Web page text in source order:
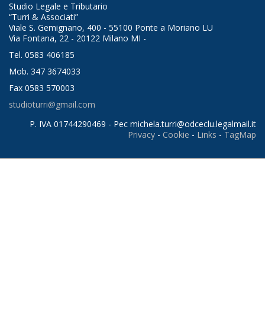
Studio Legale e Tributario
“Turri & Associati”
Viale S. Gemignano, 400 - 55100 Ponte a Moriano LU
Via Fontana, 22 - 20122 Milano MI -
Tel. 0583 406185
Mob. 347 3674033
Fax 0583 570003
studioturri@gmail.com
P. IVA 01744290469 - Pec michela.turri@odceclu.legalmail.it
Privacy - Cookie - Links - TagMap